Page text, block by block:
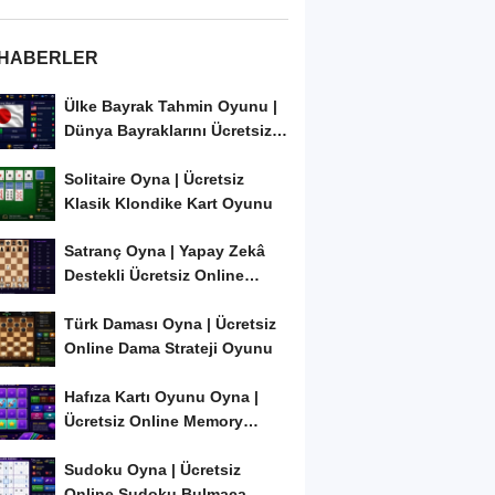
Ülke Bayrak Tahmin Oyunu |
Dünya Bayraklarını Ücretsiz
Solitaire Oyna | Ücretsiz
Klasik Klondike Kart Oyunu
Satranç Oyna | Yapay Zekâ
Destekli Ücretsiz Online
Türk Daması Oyna | Ücretsiz
Online Dama Strateji Oyunu
Hafıza Kartı Oyunu Oyna |
Ücretsiz Online Memory
Sudoku Oyna | Ücretsiz